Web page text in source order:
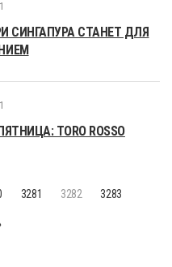
СИНГАПУРА СТАНЕТ ДЛЯ
TORO ROSSO
3281 3282 3283